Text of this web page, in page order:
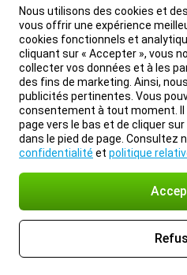
Nous utilisons des cookies et
vous offrir une expérience
cookies fonctionnels et
cliquant sur « Accepter », vous
collecter vos données et à les
des fins de marketing. Ainsi,
publicités pertinentes. Vous
consentement à tout moment.
page vers le bas et de cliquer sur
dans le pied de page. Consultez
confidentialité et politique